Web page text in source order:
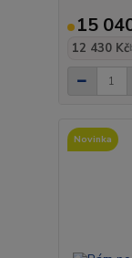
15
12 430 Kč
Novinka